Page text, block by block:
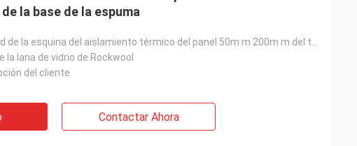
la base de la espuma
la lana de vidrio de Rockwool
del cliente
Contactar Ahora